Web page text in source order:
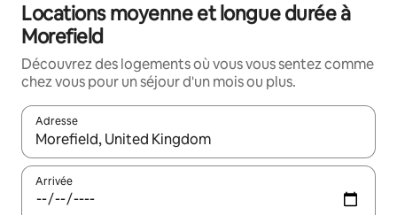
Locations moyenne et longue durée à
Morefield
Découvrez des logements où vous vous sentez comme
chez vous pour un séjour d'un mois ou plus.
Adresse
Lorsque les résultats s'affichent, utilisez les flèches vers le
Arrivée